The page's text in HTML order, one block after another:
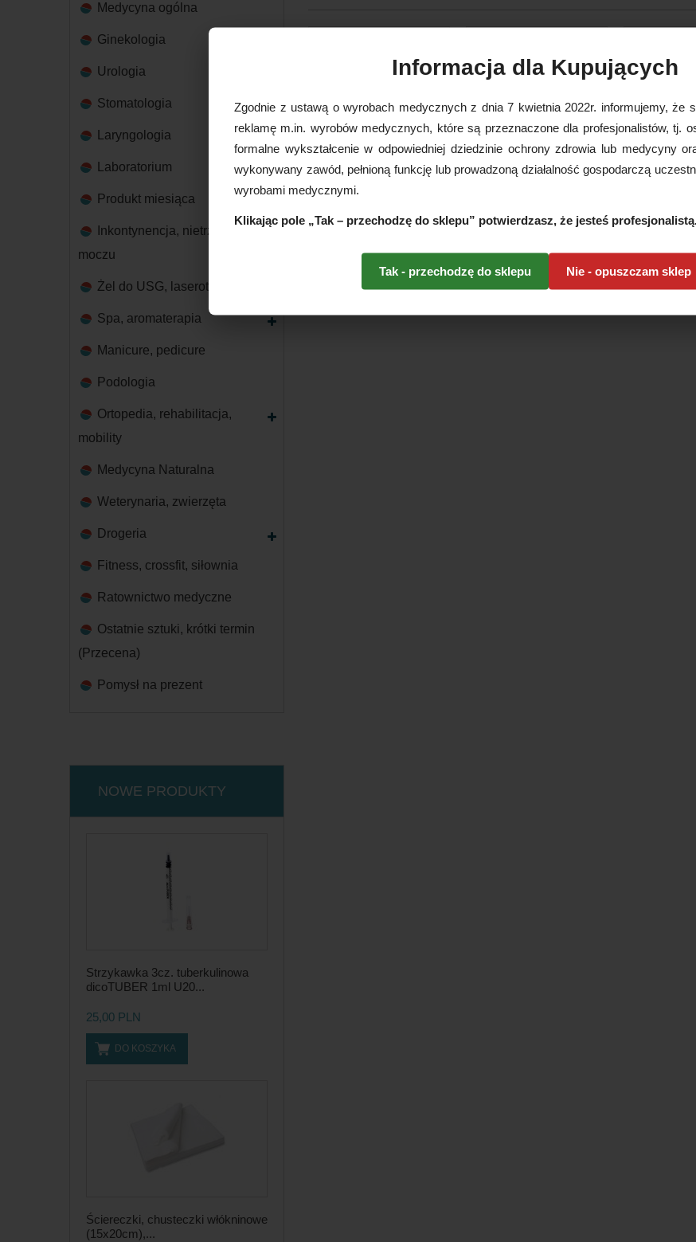
Medycyna ogólna
Ginekologia
Urologia
Stomatologia
Laryngologia
Laboratorium
Produkt miesiąca
Inkontynencja, nietrzymanie
moczu
Żel do USG, laseroterapii
Spa, aromaterapia
Manicure, pedicure
Podologia
Ortopedia, rehabilitacja,
mobility
Medycyna Naturalna
Weterynaria, zwierzęta
Drogeria
Fitness, crossfit, siłownia
Ratownictwo medyczne
Ostatnie sztuki, krótki termin
(Przecena)
Pomysł na prezent
NOWE PRODUKTY
Strzykawka 3cz. tuberkulinowa
dicoTUBER 1ml U20...
25,00 PLN
DO KOSZYKA
Ściereczki, chusteczki włókninowe
(15x20cm),...
Rękawice nitrylowe
Nitrylex® Green PF (Roz...
18,00 PLN
95,00 PLN
Informacja dla Kupujących
Zgodnie z ustawą o wyrobach medycznych z dnia 7 kwietnia 2022r. informujemy, że
reklamę m.in. wyrobów medycznych, które są przeznaczone dla profesjonalistów, tj.
formalne wykształcenie w odpowiedniej dziedzinie ochrony zdrowia lub medycyny
wykonywany zawód, pełnioną funkcję lub prowadzoną działalność gospodarczą
wyrobami medycznymi.
Klikając pole „Tak – przechodzę do sklepu” potwierdzasz, że jesteś
Tak - przechodzę do sklepu Nie - opuszczam sklep